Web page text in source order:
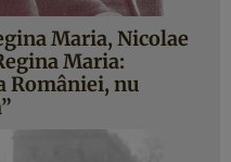
Maria, Nicolae
Maria:
României, nu